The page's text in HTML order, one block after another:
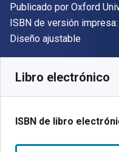
Editor
Publicado por Oxford
ISBN de versión impresa:
Formato
Diseño ajustable
Libro electrónico
ISBN de libro